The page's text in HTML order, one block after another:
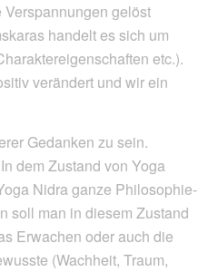
gelöst
handelt es sich um
etc.).
verändert und wir ein
Gedanken zu sein.
dem Zustand von Yoga
Nidra ganze Philosophie-
soll man in diesem Zustand
Erwachen oder auch die
(Wachheit, Traum,